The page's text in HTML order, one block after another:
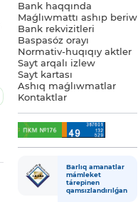
Bank haqqında
Maǵlıwmattı ashıp beriw
Bank rekvizitleri
Baspasóz orayı
Normativ-huqıqıy aktler
Sayt arqalı izlew
Sayt kartası
Ashıq maǵlıwmatlar
Kontaktlar
Barlıq amanatlar
mámleket
tárepinen
qamsızlandırılǵan